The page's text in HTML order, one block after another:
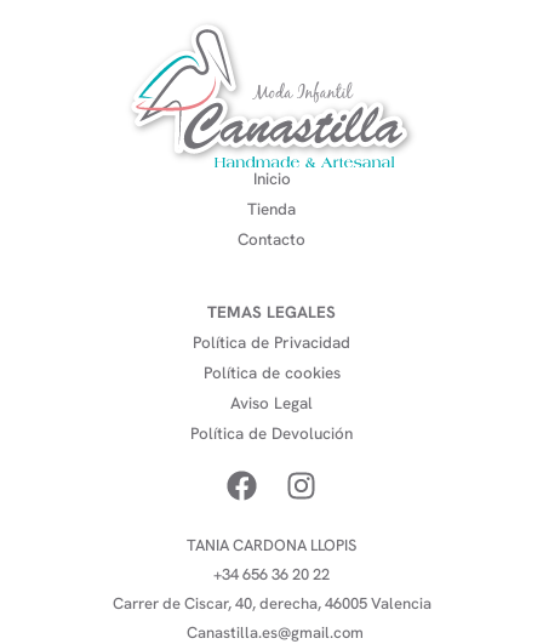
Inicio
Tienda
Contacto
TEMAS LEGALES
Política de Privacidad
Política de cookies
Aviso Legal
Política de Devolución
TANIA CARDONA LLOPIS
+34 656 36 20 22
Carrer de Ciscar, 40, derecha, 46005 Valencia
Canastilla.es@gmail.com